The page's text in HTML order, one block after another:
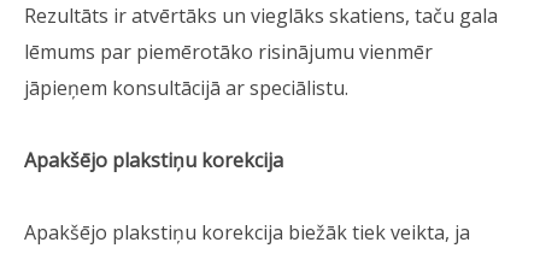
Rezultāts ir atvērtāks un vieglāks skatiens, taču gala
lēmums par piemērotāko risinājumu vienmēr
jāpieņem konsultācijā ar speciālistu.
Apakšējo plakstiņu korekcija
Apakšējo plakstiņu korekcija biežāk tiek veikta, ja